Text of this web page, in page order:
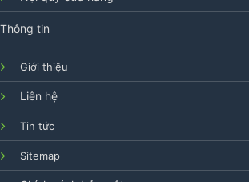
Thông tin
Giới thiệu
Liên hệ
Tin tức
Sitemap